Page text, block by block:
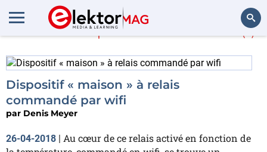
En savoir plus sur (1)
Dispositif « maison » à relais
commandé par wifi
par Denis Meyer
26-04-2018 | Au cœur de ce relais activé en fonction de